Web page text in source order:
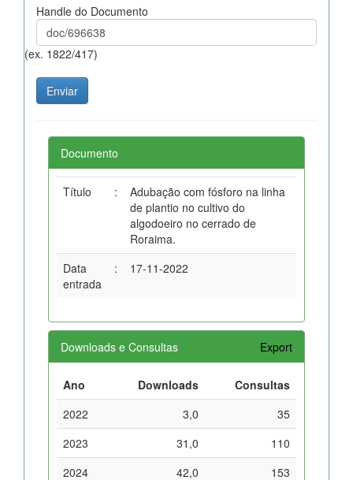
Handle do Documento
(ex. 1822/417)
Documento
Título :
Adubação com fósforo na linha
de plantio no cultivo do
algodoeiro no cerrado de
Roraima.
Data
entrada
: 17-11-2022
Downloads e Consultas Export
Ano Downloads
Consultas
2022
3,0
35
2023
31,0
110
2024
42,0
153